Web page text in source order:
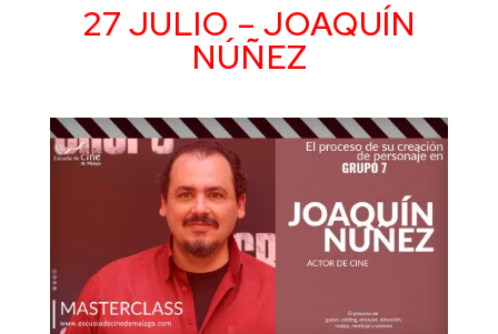
27 JULIO – JOAQUÍN
NÚÑEZ